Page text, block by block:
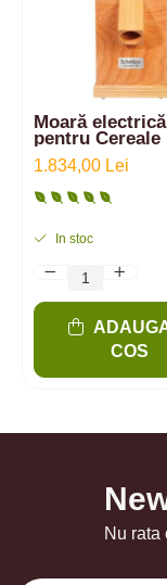
Moară electrică
pentru Cereale
1.834,00 Lei
In stoc
COS
Nu rata